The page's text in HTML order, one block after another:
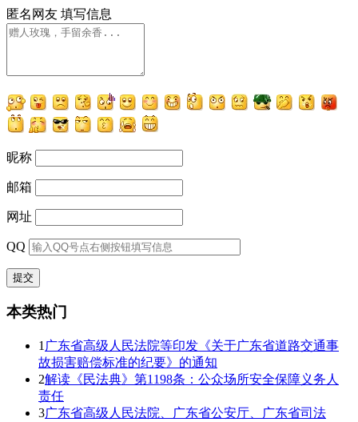
匿名网友 填写信息
昵称
邮箱
网址
QQ
本类热门
1 广东省高级人民法院等印发《关于广东省道路交通事
故损害赔偿标准的纪要》的通知
2解读《民法典》第1198条：公众场所安全保障义务人
责任
3广东省高级人民法院、广东省公安厅、广东省司法